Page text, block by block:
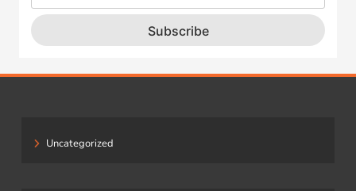
Subscribe
Uncategorized